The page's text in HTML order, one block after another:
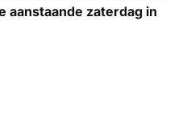
aanstaande zaterdag in